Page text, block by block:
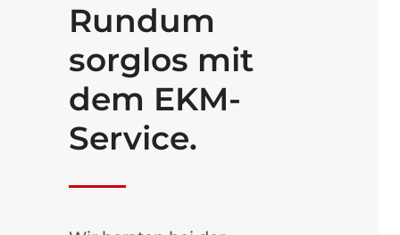
Rundum
sorglos mit
dem EKM-
Service.